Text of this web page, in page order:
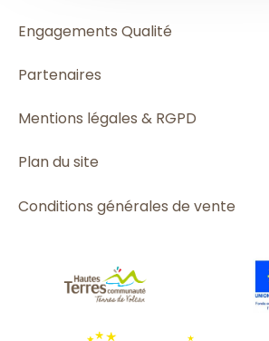
Engagements Qualité
Partenaires
Mentions légales & RGPD
Plan du site
Conditions générales de vente